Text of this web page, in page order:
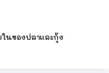
ในของปลาและกุ้ง